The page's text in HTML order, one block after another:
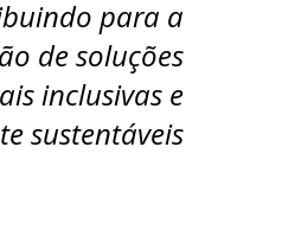
para a
de soluções
inclusivas e
sustentáveis